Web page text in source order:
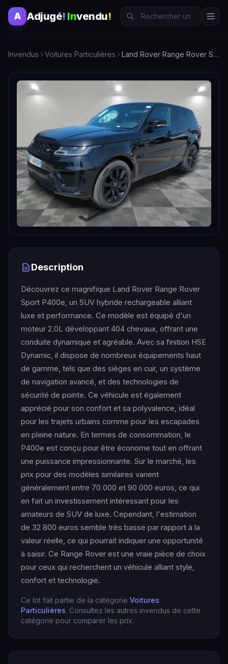
A Adjugé! Invendu!
Invendus Voitures Particulières Land Rover Range Rover Sport P400e 2.0L 404ch HSE Dynamic
Description
Découvrez ce magnifique Land Rover Range Rover
Sport P400e, un SUV hybride rechargeable alliant
luxe et performance. Ce modèle est équipé d'un
moteur 2.0L développant 404 chevaux, offrant une
conduite dynamique et agréable. Avec sa finition HSE
Dynamic, il dispose de nombreux équipements haut
de gamme, tels que des sièges en cuir, un système
de navigation avancé, et des technologies de
sécurité de pointe. Ce véhicule est également
apprécié pour son confort et sa polyvalence, idéal
pour les trajets urbains comme pour les escapades
en pleine nature. En termes de consommation, le
P400e est conçu pour être économe tout en offrant
une puissance impressionnante. Sur le marché, les
prix pour des modèles similaires varient
généralement entre 70 000 et 90 000 euros, ce qui
en fait un investissement intéressant pour les
amateurs de SUV de luxe. Cependant, l'estimation
de 32 800 euros semble très basse par rapport à la
valeur réelle, ce qui pourrait indiquer une opportunité
à saisir. Ce Range Rover est une vraie pièce de choix
pour ceux qui recherchent un véhicule alliant style,
confort et technologie.
Ce lot fait partie de la catégorie Voitures
Particulières. Consultez les autres invendus de cette
catégorie pour comparer les prix.